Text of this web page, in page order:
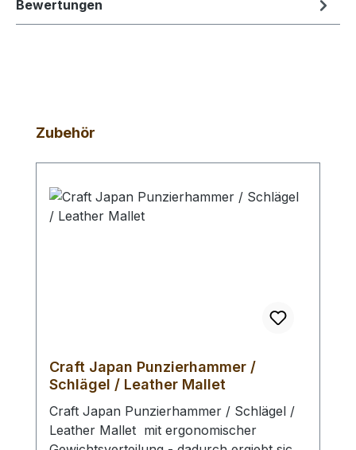
Bewertungen
Produktgalerie überspringen
Zubehör
Craft Japan Punzierhammer /
Schlägel / Leather Mallet
Craft Japan Punzierhammer / Schlägel /
Leather Mallet mit ergonomischer